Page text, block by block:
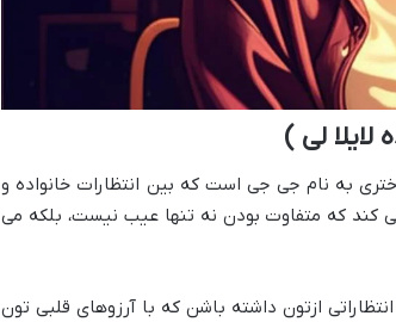
لی )
به نام جی جی است که بین انتظارات خانواده و
که متفاوت بودن نه تنها عیب نیست، بلکه می
ازتون داشته باشن که با آرزوهای قلبی تون